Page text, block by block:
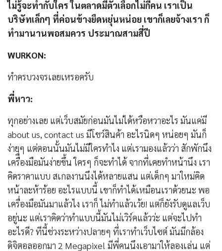
ไม่รู้จะทำกับใคร ในตลาดมีตัวเลือกไม่กี่คน เราเป็น
บริษัทเล็กๆ ที่ค่อนข้างยืดหยุ่นหน่อย เขาก็เลยจ้างเรา ก็
ทำมานานพอสมควร ประมาณสามสี่ปี
WURKON:
ทำครบวงจรเลยเหรอครับ
พี่หาว:
ทุกอย่างเลย แต่เว็บสมัยก่อนมันไม่ได้หวือหวาอะไร มันแค่มี
about us, contact us มีโชว์สินค้า อะไรนิดๆ หน่อยๆ มันก็
ง่ายๆ แต่ตอนนั้นมันไม่มีใครทำไง แต่เรามองแล้วว่า สักพักนึง
เครืื่องมือมันง่ายขึ้น ใครๆ ก็จะทำได้ จากที่เคยทำหน้านึง เรา
คิดราคาแบบ สเกลงานนึงได้หลายแสน แต่เด็กๆ มาใหม่คิด
หน้าละห้าร้อย อะไรแบบนี้ เขาก็ทำได้เหมือนเราด้วยนะ พอ
เครื่องมือมันมาแล้วไง เราก็ ไม่ทำแล้วเว้ย! แต่ก็ยังรับดูแลเว็บ
อยู่นะ แต่เราคิดว่าทำแบบนี้มันไม่เวิร์คแล้วว่ะ แต่จะไปทำ
อะไรดี? ทีนี้ช่วงระหว่างปลายๆ ที่เราทำเว็บไซต์ มันมีกล้อง
ดิจิตอลออกมา 2 Megapixel มีพี่คนนึงเอามาให้ลองเล่น แต่